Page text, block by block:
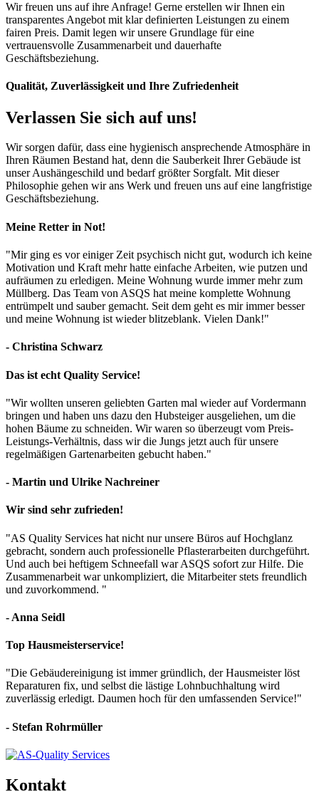
Wir freuen uns auf ihre Anfrage! Gerne erstellen wir Ihnen ein
transparentes Angebot mit klar definierten Leistungen zu einem
fairen Preis. Damit legen wir unsere Grundlage für eine
vertrauensvolle Zusammenarbeit und dauerhafte
Geschäftsbeziehung.
Qualität, Zuverlässigkeit und Ihre Zufriedenheit
Verlassen Sie sich auf uns!
Wir sorgen dafür, dass eine hygienisch ansprechende Atmosphäre in
Ihren Räumen Bestand hat, denn die Sauberkeit Ihrer Gebäude ist
unser Aushängeschild und bedarf größter Sorgfalt. Mit dieser
Philosophie gehen wir ans Werk und freuen uns auf eine langfristige
Geschäftsbeziehung.
Meine Retter in Not!
"Mir ging es vor einiger Zeit psychisch nicht gut, wodurch ich keine
Motivation und Kraft mehr hatte einfache Arbeiten, wie putzen und
aufräumen zu erledigen. Meine Wohnung wurde immer mehr zum
Müllberg. Das Team von ASQS hat meine komplette Wohnung
entrümpelt und sauber gemacht. Seit dem geht es mir immer besser
und meine Wohnung ist wieder blitzeblank. Vielen Dank!"
- Christina Schwarz
Das ist echt Quality Service!
"Wir wollten unseren geliebten Garten mal wieder auf Vordermann
bringen und haben uns dazu den Hubsteiger ausgeliehen, um die
hohen Bäume zu schneiden. Wir waren so überzeugt vom Preis-
Leistungs-Verhältnis, dass wir die Jungs jetzt auch für unsere
regelmäßigen Gartenarbeiten gebucht haben."
- Martin und Ulrike Nachreiner
Wir sind sehr zufrieden!
"AS Quality Services hat nicht nur unsere Büros auf Hochglanz
gebracht, sondern auch professionelle Pflasterarbeiten durchgeführt.
Und auch bei heftigem Schneefall war ASQS sofort zur Hilfe. Die
Zusammenarbeit war unkompliziert, die Mitarbeiter stets freundlich
und zuvorkommend. "
- Anna Seidl
Top Hausmeisterservice!
"Die Gebäudereinigung ist immer gründlich, der Hausmeister löst
Reparaturen fix, und selbst die lästige Lohnbuchhaltung wird
zuverlässig erledigt. Daumen hoch für den umfassenden Service!"
- Stefan Rohrmüller
Kontakt